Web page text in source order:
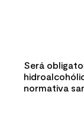
Será
normativa